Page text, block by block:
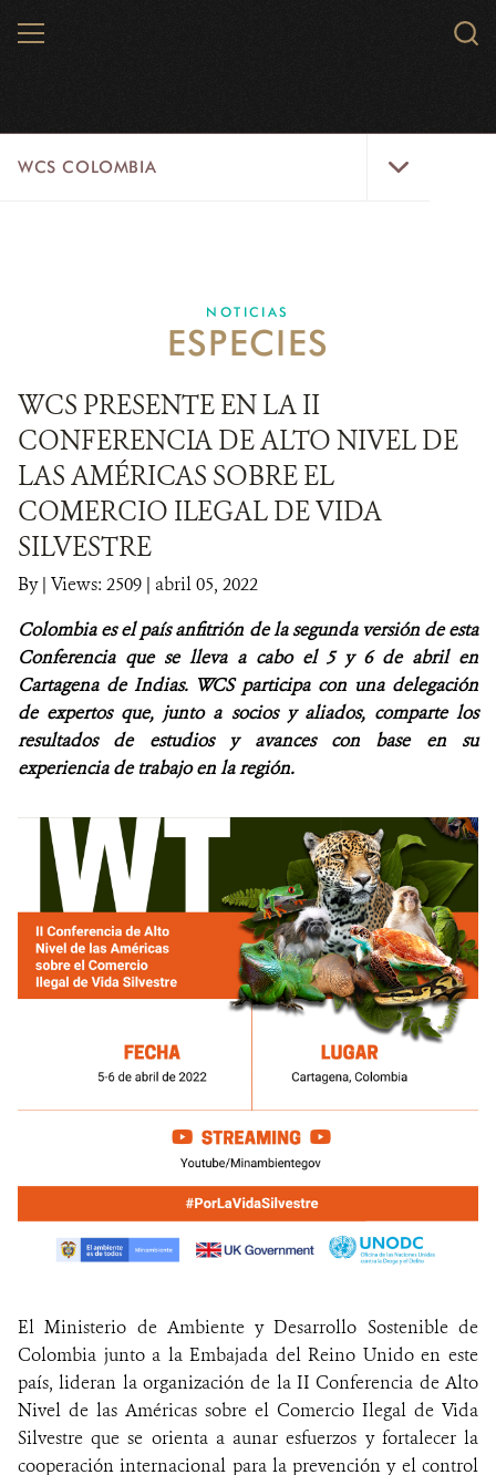
MENU
WCS COLOMBIA
EJES ESTRATÉGICOS
LÍNEAS DE ACCIÓN
MICROSITIOS
WCS VISUAL
ALIADOS Y ALIANZAS
COBERTURA EN MEDIOS DE COMUNICACIÓN
MECANISMO DE ATENCIÓN DE QUEJAS Y RECLAMOS
DONA
NOTICIAS
ESPECIES
WCS PRESENTE EN LA II
CONFERENCIA DE ALTO NIVEL DE
LAS AMÉRICAS SOBRE EL
COMERCIO ILEGAL DE VIDA
SILVESTRE
By| Views: 2509 | abril 05, 2022
Colombia es el país anfitrión de la segunda versión de esta
Conferencia que se lleva a cabo el 5 y 6 de abril en
Cartagena de Indias. WCS participa con una delegación
de expertos que, junto a socios y aliados, comparte los
resultados de estudios y avances con base en su
experiencia de trabajo en la región.
El Ministerio de Ambiente y Desarrollo Sostenible de
Colombia junto a la Embajada del Reino Unido en este
país, lideran la organización de la II Conferencia de Alto
Nivel de las Américas sobre el Comercio Ilegal de Vida
Silvestre que se orienta a aunar esfuerzos y fortalecer la
cooperación internacional para la prevención y el control